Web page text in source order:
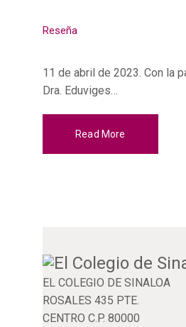
Reseña
11 de abril de 2023. Con la
Dra. Eduviges…
Read More
EL COLEGIO DE SINALOA
ROSALES 435 PTE.
CENTRO C.P. 80000